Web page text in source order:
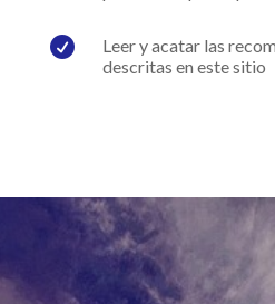

Leer y acatar las
descritas en este sitio